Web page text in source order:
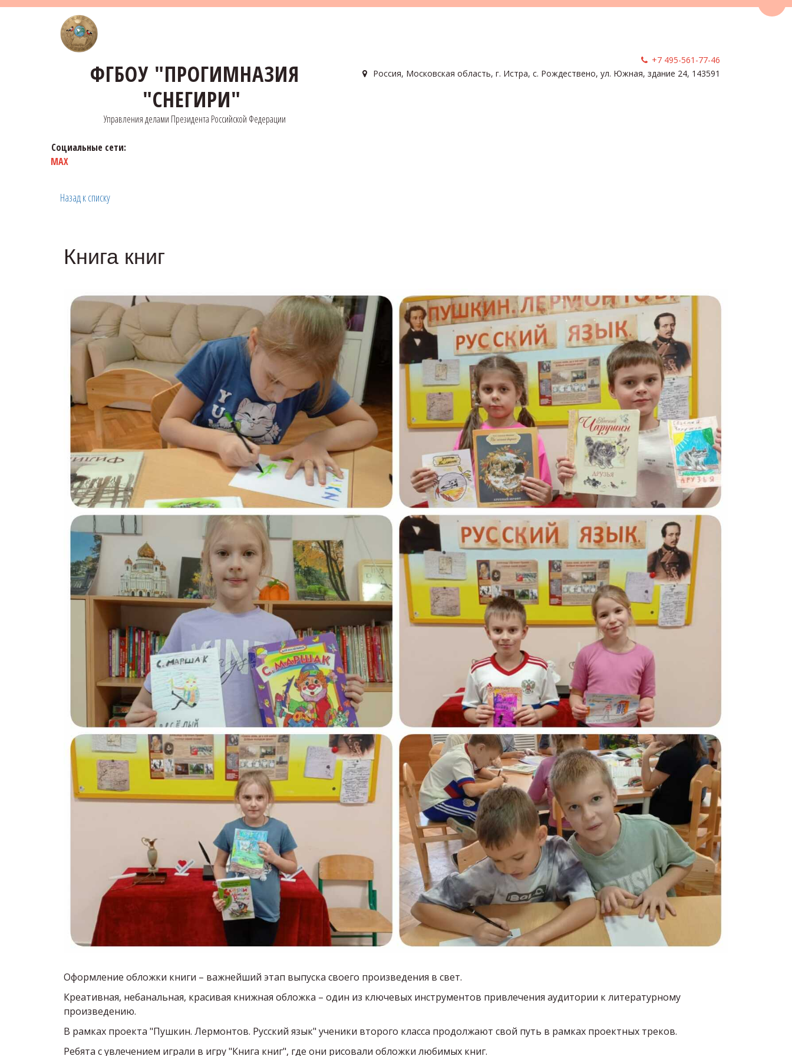
ФГБОУ "ПРОГИМНАЗИЯ
"СНЕГИРИ"
Управления делами Президента Российской Федерации
Социальные сети:
MAX
+7 495-561-77-46
Россия, Московская область, г. Истра, с. Рождествено, ул. Южная, здание 24, 143591
Назад к списку
Книга книг
Оформление обложки книги – важнейший этап выпуска своего произведения в свет.
Креативная, небанальная, красивая книжная обложка – один из ключевых инструментов привлечения аудитории к литературному
произведению.
В рамках проекта "Пушкин. Лермонтов. Русский язык" ученики второго класса продолжают свой путь в рамках проектных треков.
Ребята с увлечением играли в игру "Книга книг", где они рисовали обложки любимых книг.